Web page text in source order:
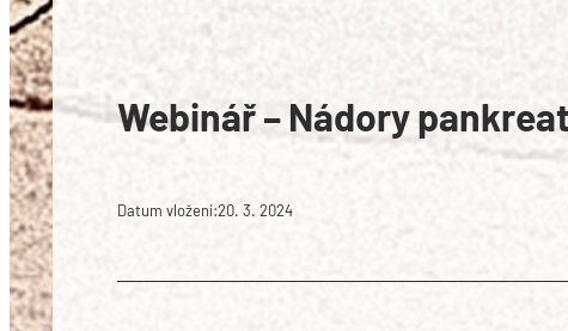
Webinář – Nádory
Datum vložení:20. 3. 2024